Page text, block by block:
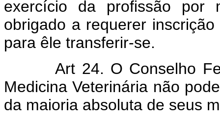
exercício da profissão por
obrigado a requerer
para êle transferir-se.
Art 24. O Conselho
Medicina Veterinária não
da maioria absoluta de seus